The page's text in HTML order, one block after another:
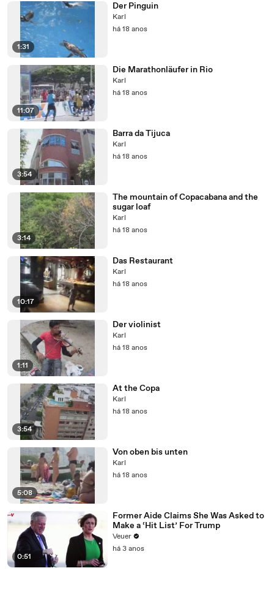
1:31
Der Pinguin
Karl
há 18 anos
11:07
Die Marathonläufer in Rio
Karl
há 18 anos
3:54
Barra da Tijuca
Karl
há 18 anos
3:14
The mountain of Copacabana and the
sugar loaf
Karl
há 18 anos
10:17
Das Restaurant
Karl
há 18 anos
1:11
Der violinist
Karl
há 18 anos
3:54
At the Copa
Karl
há 18 anos
5:08
Von oben bis unten
Karl
há 18 anos
0:51
Former Aide Claims She Was Asked to
Make a ‘Hit List’ For Trump
Veuer
há 3 anos